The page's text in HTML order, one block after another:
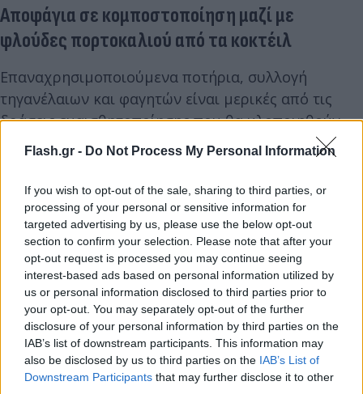
Flash.gr - Do Not Process My Personal Information
If you wish to opt-out of the sale, sharing to third parties, or
processing of your personal or sensitive information for
targeted advertising by us, please use the below opt-out
section to confirm your selection. Please note that after your
opt-out request is processed you may continue seeing
interest-based ads based on personal information utilized by
us or personal information disclosed to third parties prior to
your opt-out. You may separately opt-out of the further
disclosure of your personal information by third parties on the
IAB’s list of downstream participants. This information may
also be disclosed by us to third parties on the IAB’s List of
Downstream Participants that may further disclose it to other
Αποφάγια σε κομποστοποίηση μαζί με
φλούδες πορτοκαλιού από τα κοκτέιλ
Επαναχρησιμοποιούμενα ποτήρια, συλλογή
τηγανέλαιων και φαγητών είναι μερικές από τις
δράσεις ευαισθητοποίησης που θα υλοποιηθούν
στο φετινό Thessaloniki Street Food Festival, το
οποίο διοργανώνεται από 21 έως 25 Μαΐου στον
προαύλιο χώρο της ΔΕΘ.